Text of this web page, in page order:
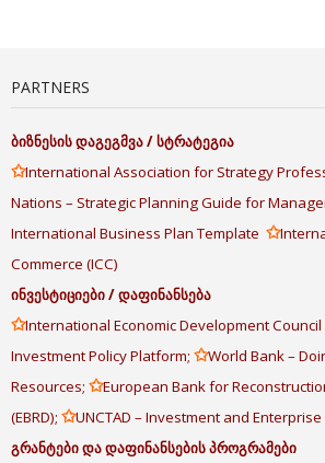
PARTNERS
ბიზნესისდაგეგმვა/სტრატეგია
✩International Association for Strategy
Nations – Strategic Planning Guide for
International Business Plan Template ✩
Commerce (ICC)
ინვესტიციები/დაფინანსება
✩International Economic Development Council
Investment Policy Platform; ✩World Bank –
Resources; ✩European Bank for
(EBRD); ✩UNCTAD – Investment and
გრანტებიდადაფინანსებისპროგრამები